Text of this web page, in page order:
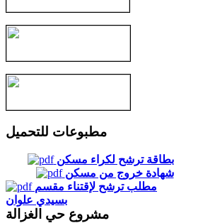
مطبوعات للتحميل
بطاقة ترشح لكراء مسكن
شهادة خروج من مسكن
مطلب ترشح لإقتناء مقسم
بسيدي علوان
مشروع حي الغزالة